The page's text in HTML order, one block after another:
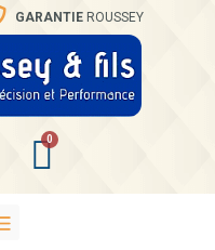
GARANTIE ROUSSEY